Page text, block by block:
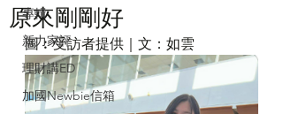
專輯
新力家評
理財講ED
加國Newbie信箱
原來剛剛好
圖︰受訪者提供｜文：如雲